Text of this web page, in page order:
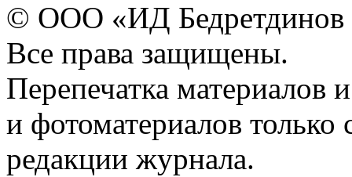
© ООО «ИД
Все права защищены.
Перепечатка материалов
и фотоматериалов
редакции журнала.